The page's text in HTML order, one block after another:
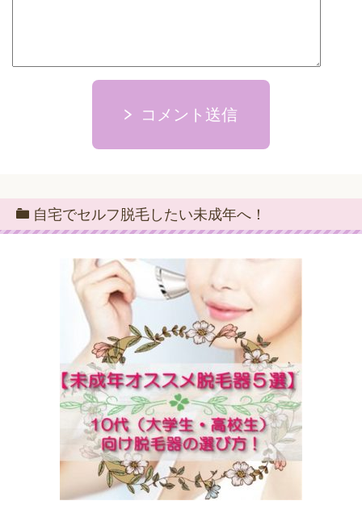
コメント送信
自宅でセルフ脱毛したい未成年へ！